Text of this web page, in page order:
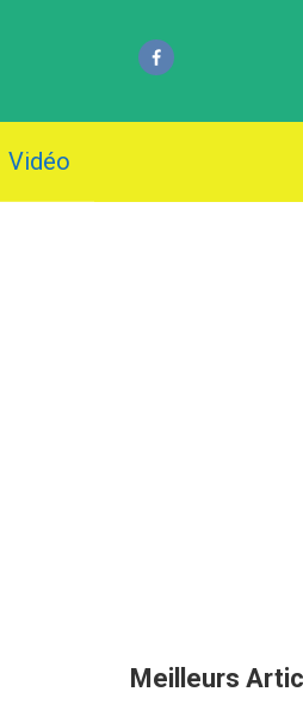
Vidéo
Meilleurs